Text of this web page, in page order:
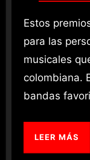
Estos premios van dirigidos exclusivamente
para las
musicales
colombiana.
bandas
LEER MÁS